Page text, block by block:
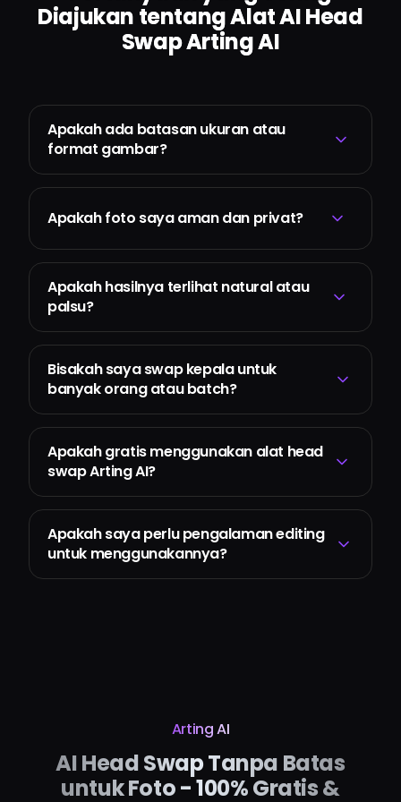
Diajukan tentang Alat AI Head
Swap Arting AI
Apakah ada batasan ukuran atau
format gambar?
Apakah foto saya aman dan privat?
Apakah hasilnya terlihat natural atau
palsu?
Bisakah saya swap kepala untuk
banyak orang atau batch?
Apakah gratis menggunakan alat head
swap Arting AI?
Apakah saya perlu pengalaman editing
untuk menggunakannya?
Arting AI
AI Head Swap Tanpa Batas
untuk Foto - 100% Gratis &